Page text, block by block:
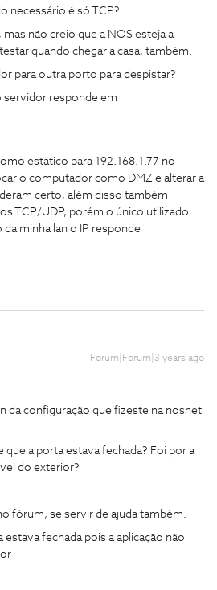
necessário é só TCP?
não creio que a NOS esteja a
quando chegar a casa, também.
para outra porto para despistar?
servidor responde em
estático para 192.168.1.77 no
o computador como DMZ e alterar a
certo, além disso também
TCP/UDP, porém o único utilizado
minha lan o IP responde
Forum|Forum|3 years ago
da configuração que fizeste na nosnet
a porta estava fechada? Foi por a
do exterior?
fórum, se servir de ajuda também.
fechada pois a aplicação não